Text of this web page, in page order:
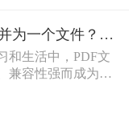
三种合并PDF文件
pdf怎么免费合并为一个文件？五种免费合并方法详解！
和生活中，PDF文
兼容性强而成为文
。然而，我们经常
文件合并为一个